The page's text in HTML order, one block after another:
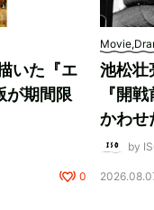
いた『エ
が期間限
0
池松壮
『開
かわせ
by